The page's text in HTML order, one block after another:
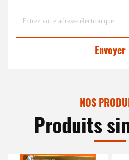
Envoyer
NOS
Produits